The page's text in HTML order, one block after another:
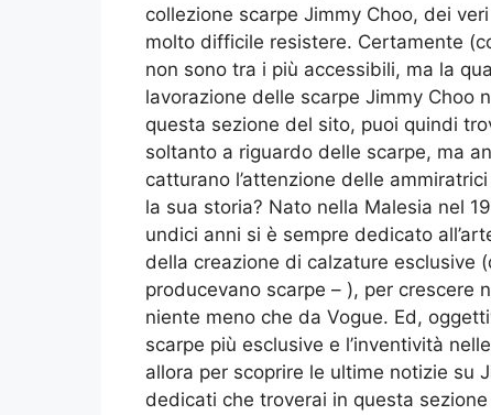
collezione scarpe Jimmy Choo, dei
molto difficile resistere. Certamente
non sono tra i più accessibili, ma la
lavorazione delle scarpe Jimmy Choo
questa sezione del sito, puoi quindi
soltanto a riguardo delle scarpe, ma
catturano l’attenzione delle
la sua storia? Nato nella Malesia nel
undici anni si è sempre dedicato
della creazione di calzature esclusive
producevano scarpe – ), per crescere
niente meno che da Vogue. Ed,
scarpe più esclusive e l’inventività
allora per scoprire le ultime notizie su
dedicati che troverai in questa